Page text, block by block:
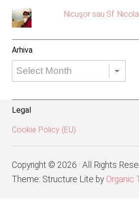
Nicuşor sau Sf.
Arhiva
Arhiva
Legal
Cookie Policy (EU)
Copyright © 2026 · All Rights
Theme: Structure Lite by Organic